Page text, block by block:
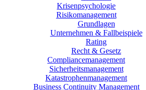
Krisenpsychologie
Risikomanagement
Grundlagen
Unternehmen & Fallbeispiele
Rating
Recht & Gesetz
Compliancemanagement
Sicherheitsmanagement
Katastrophenmanagement
Business Continuity Management